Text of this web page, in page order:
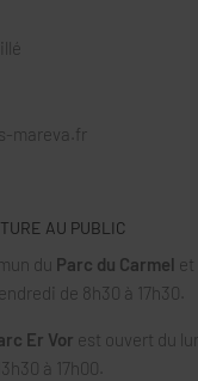
mareva.fr
AU PUBLIC
du Parc du Carmel et
de 8h30 à 17h30.
Er Vor est ouvert du
à 17h00.